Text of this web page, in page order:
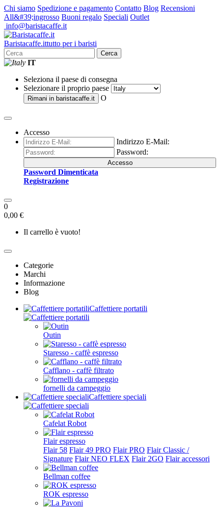
Chi siamo Spedizione e pagamento Contatto Blog Recensioni
All&#39;ingrosso Buoni regalo Speciali Outlet
info@baristacaffe.it
Baristacaffe.ittutto per i baristi
Cerca
IT
Seleziona il paese di consegna
Selezionare il proprio paese
Rimani in baristacaffe.it O
Accesso
Indirizzo E-Mail:
Password:
Accesso
Password Dimenticata
Registrazione
0
0,00 €
Il carrello è vuoto!
Categorie
Marchi
Informazione
Blog
Caffettiere portatili
Outin
Staresso - caffè espresso
Cafflano - caffè filtrato
fornelli da campeggio
Caffettiere speciali
Cafelat Robot
Flair espresso
Flair 58 Flair 49 PRO Flair PRO Flair Classic /
Signature Flair NEO FLEX Flair 2GO Flair accessori
Bellman coffee
ROK espresso